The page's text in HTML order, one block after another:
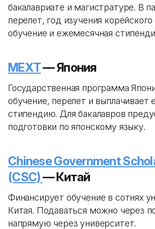
бакалавриате и магистратуре. В
перелет, год изучения корейского
обучение и ежемесячная
MEXT— Япония
Государственная программа
обучение, перелет и
стипендию. Для бакалавров
подготовки по японскому языку.
Chinese Government
(CSC)— Китай
Финансирует обучение в сотнях
Китая. Подаваться можно через
напрямую через университет.